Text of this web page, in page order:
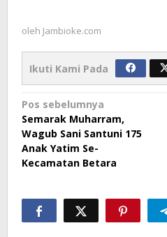
oleh Jambioke.com
Ikuti Kami Pada
Navigasi
pos
Pos sebelumnya
Semarak Muharram,
Wagub Sani Santuni 175
Anak Yatim Se-
Kecamatan Betara